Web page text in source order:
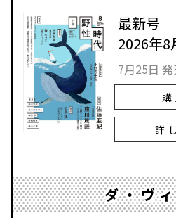
最新号
2026年8
7月25日
詳
ダ・ヴ